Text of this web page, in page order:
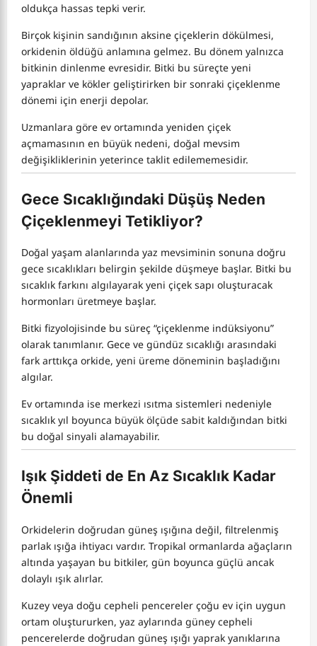
oldukça hassas tepki verir.
Birçok kişinin sandığının aksine çiçeklerin dökülmesi,
orkidenin öldüğü anlamına gelmez. Bu dönem yalnızca
bitkinin dinlenme evresidir. Bitki bu süreçte yeni
yapraklar ve kökler geliştirirken bir sonraki çiçeklenme
dönemi için enerji depolar.
Uzmanlara göre ev ortamında yeniden çiçek
açmamasının en büyük nedeni, doğal mevsim
değişikliklerinin yeterince taklit edilememesidir.
Gece Sıcaklığındaki Düşüş Neden
Çiçeklenmeyi Tetikliyor?
Doğal yaşam alanlarında yaz mevsiminin sonuna doğru
gece sıcaklıkları belirgin şekilde düşmeye başlar. Bitki bu
sıcaklık farkını algılayarak yeni çiçek sapı oluşturacak
hormonları üretmeye başlar.
Bitki fizyolojisinde bu süreç “çiçeklenme indüksiyonu”
olarak tanımlanır. Gece ve gündüz sıcaklığı arasındaki
fark arttıkça orkide, yeni üreme döneminin başladığını
algılar.
Ev ortamında ise merkezi ısıtma sistemleri nedeniyle
sıcaklık yıl boyunca büyük ölçüde sabit kaldığından bitki
bu doğal sinyali alamayabilir.
Işık Şiddeti de En Az Sıcaklık Kadar
Önemli
Orkidelerin doğrudan güneş ışığına değil, filtrelenmiş
parlak ışığa ihtiyacı vardır. Tropikal ormanlarda ağaçların
altında yaşayan bu bitkiler, gün boyunca güçlü ancak
dolaylı ışık alırlar.
Kuzey veya doğu cepheli pencereler çoğu ev için uygun
ortam oluştururken, yaz aylarında güney cepheli
pencerelerde doğrudan güneş ışığı yaprak yanıklarına